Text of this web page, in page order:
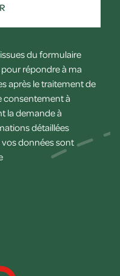
du formulaire
répondre à ma
après le traitement de
consentement à
la demande à
détaillées
données sont